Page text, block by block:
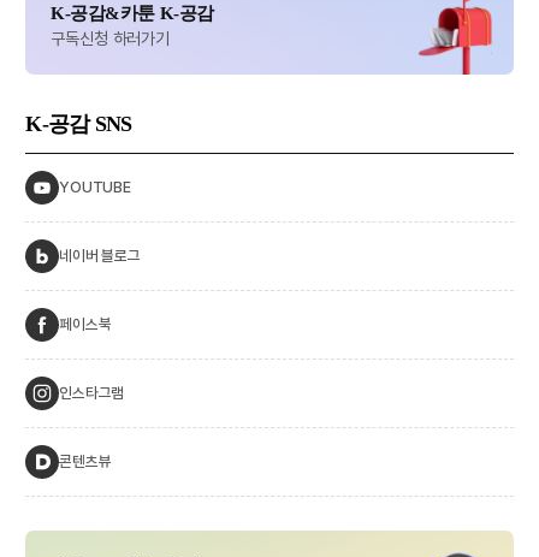
K-공감&카툰 K-공감
구독신청 하러가기
K-공감 SNS
YOUTUBE
네이버 블로그
페이스북
인스타그램
콘텐츠뷰